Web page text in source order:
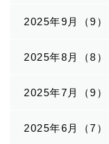
2025年9月（9）
2025年8月（8）
2025年7月（9）
2025年6月（7）